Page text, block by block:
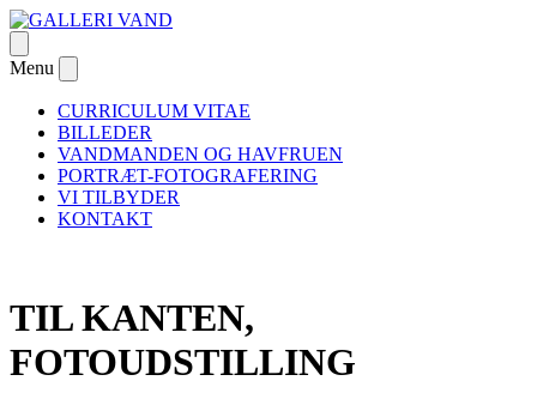
Skip
to
content
GALLERI VAND
– om passion og Danmarks første galleri dedikeret til
undervandsfotografiet
menu
Menu
menu
CURRICULUM VITAE
BILLEDER
VANDMANDEN OG HAVFRUEN
PORTRÆT-FOTOGRAFERING
VI TILBYDER
KONTAKT
TIL KANTEN,
FOTOUDSTILLING